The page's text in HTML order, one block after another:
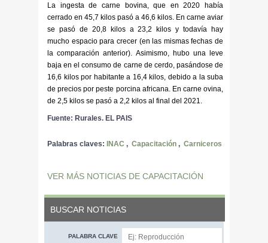
La ingesta de carne bovina, que en 2020 había
cerrado en 45,7 kilos pasó a 46,6 kilos. En carne aviar
se pasó de 20,8 kilos a 23,2 kilos y todavía hay
mucho espacio para crecer (en las mismas fechas de
la comparación anterior). Asimismo, hubo una leve
baja en el consumo de carne de cerdo, pasándose de
16,6 kilos por habitante a 16,4 kilos, debido a la suba
de precios por peste porcina africana. En carne ovina,
de 2,5 kilos se pasó a 2,2 kilos al final del 2021.
Fuente: Rurales. EL PAIS
Palabras claves: INAC , Capacitación , Carniceros
VER MÁS NOTICIAS DE CAPACITACIÓN
BUSCAR NOTICIAS
PALABRA CLAVE